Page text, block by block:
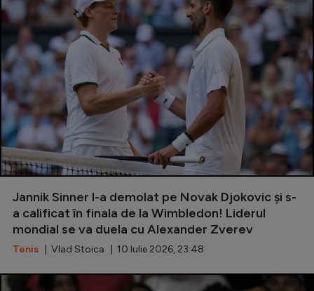
Jannik Sinner l-a demolat pe Novak Djokovic și s-
a calificat în finala de la Wimbledon! Liderul
mondial se va duela cu Alexander Zverev
Tenis | Vlad Stoica | 10 Iulie 2026, 23:48